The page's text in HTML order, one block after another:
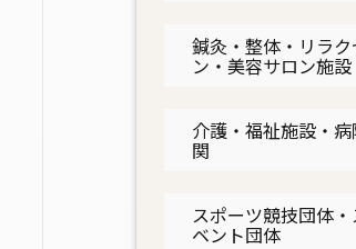
鍼灸・整体・リラク
ン・美容サロン施設
介護・福祉施設・
関
スポーツ競技団体
ベント団体